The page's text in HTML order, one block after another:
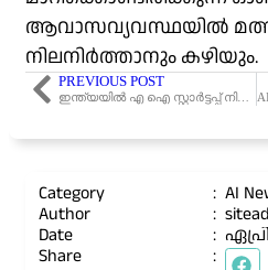
ആവാസവ്യവസ്ഥയിൽ
നിലനിർത്താനും കഴിയും.
PREVIOUS POST
ഇന്ത്യയിൽ എ ഐ സ്റ്റാർട്ടപ്പ് നിർമ്മിക്കാൻ പിഎച്ച്ഡി വേണമെന്ന് മെറ്റയുടെ ചീഫ് എ ഐ സയന്റിസ്റ്റ് !
Category : AI
Author
:
Date
:
Share
: